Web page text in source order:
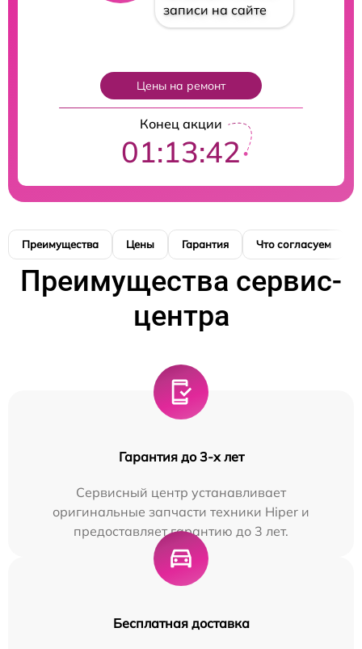
записи на сайте
Цены на ремонт
Конец акции
01:13:41
Преимущества Цены Гарантия Что согласуем
Преимущества сервис-
центра
Гарантия до 3-х лет
Сервисный центр устанавливает
оригинальные запчасти техники Hiper и
предоставляет гарантию до 3 лет.
Бесплатная доставка